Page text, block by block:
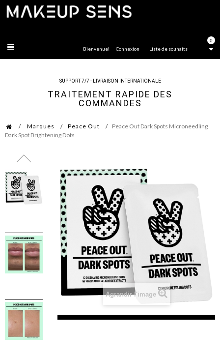
0
Liste de souhaits
Bienvenue! Connexion
SUPPORT 7/7 - LIVRAISON INTERNATIONALE
TRAITEMENT RAPIDE DES
COMMANDES
Marques Peace Out
Peace Out Dark Spots Microneedling
Dark Spot Brightening Dots
Agrandir l'image